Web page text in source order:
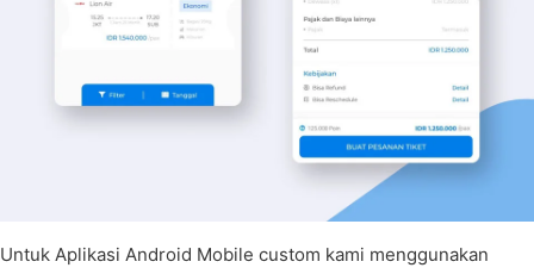
Untuk Aplikasi Android Mobile custom kami menggunakan